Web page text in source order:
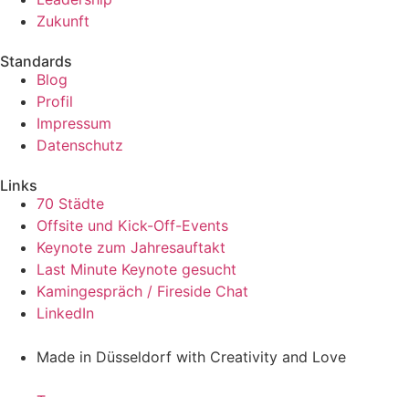
Zukunft
Standards
Blog
Profil
Impressum
Datenschutz
Links
70 Städte
Offsite und Kick-Off-Events
Keynote zum Jahresauftakt
Last Minute Keynote gesucht
Kamingespräch / Fireside Chat
LinkedIn
Made in Düsseldorf with Creativity and Love